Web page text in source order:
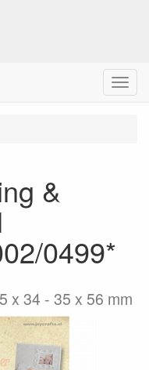
Menu
&
0499*
x 34 - 35 x 56 mm